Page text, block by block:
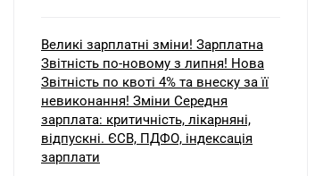
Великі зарплатні зміни! Зарплатна
Звітність по-новому з липня! Нова
Звітність по квоті 4% та внеску за її
невиконання! Зміни Середня
зарплата: критичність, лікарняні,
відпускні. ЄСВ, ПДФО, індексація
зарплати